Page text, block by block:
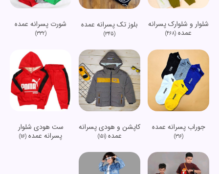
شلوار و شلوارک پسرانه
عمده (468)
بلوز تک پسرانه عمده
(345)
شورت پسرانه عمده
(332)
جوراب پسرانه عمده
(316)
کاپشن و هودی پسرانه
عمده(151)
ست هودی شلوار
پسرانه عمده (116)